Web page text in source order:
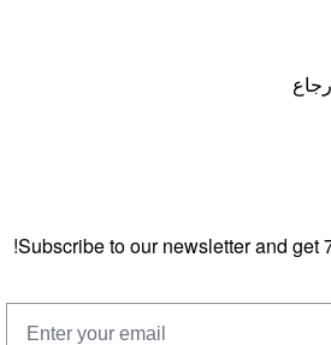
Subscribe to our newsletter and